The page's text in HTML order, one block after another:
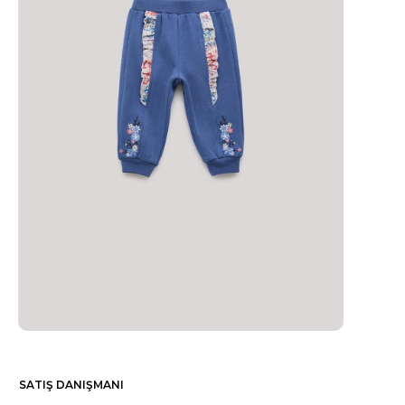
SATIŞ DANIŞMANI